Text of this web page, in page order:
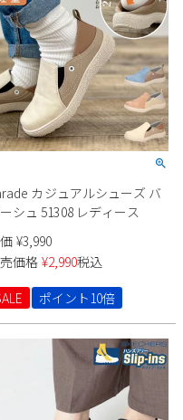
カジュアルシューズ バ
シュ 51308 レディース
¥3,990
価格 ¥2,990税込
ポイント10倍